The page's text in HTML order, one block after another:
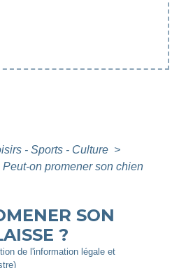
- Sports - Culture >
Peut-on promener son chien
SON
?
de l'information légale et